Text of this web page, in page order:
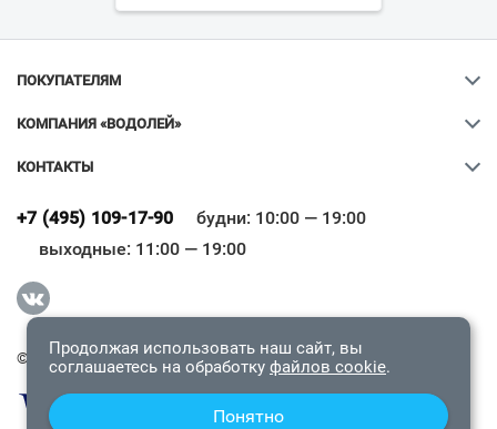
ПОКУПАТЕЛЯМ
КОМПАНИЯ «ВОДОЛЕЙ»
КОНТАКТЫ
+7 (495) 109-17-90
будни: 10:00 — 19:00
выходные: 11:00 — 19:00
© 2009-2026 «Водолей Онлайн». Все права защищены.
Всё верно
Продолжая использовать наш сайт, вы
соглашаетесь на обработку файлов cookie.
Понятно